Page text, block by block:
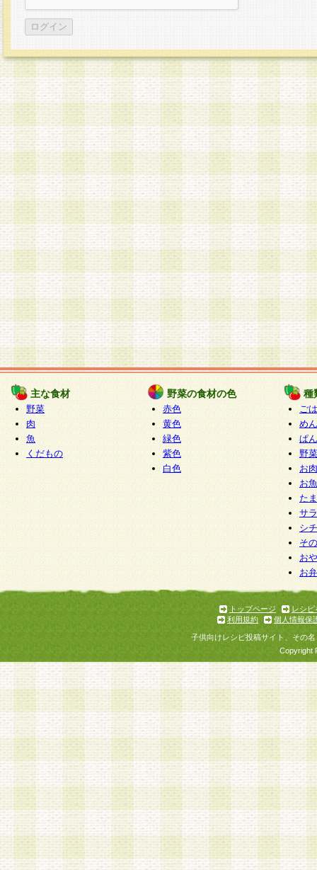
主な食材
野菜
肉
魚
くだもの
野菜の食材の色
赤色
黄色
緑色
紫色
白色
種
ご
めん
ぱん
野
お
お
た
サ
シ
そ
お
お
トップページ
レシピ
利用規約
個人情報保
子供向けレシピ投稿サイト、その
Copyright